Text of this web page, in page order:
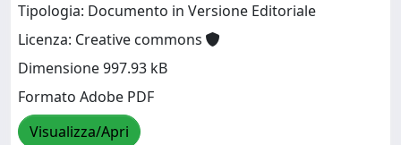
Tipologia: Documento in Versione Editoriale
Licenza: Creative commons
Dimensione 997.93 kB
Formato Adobe PDF
Visualizza/Apri